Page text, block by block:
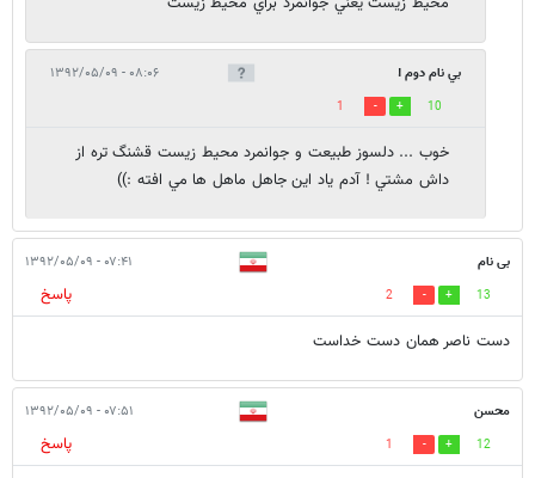
بي نام دوم ! ۰۸:۰۶ - ۱۳۹۲/۰۵/۰۹
10
1
خوب ... دلسوز طبيعت و جوانمرد محيط زيست قشنگ تره از
داش مشتي ! آدم ياد اين جاهل ماهل ها مي افته :))
بی نام ۰۷:۴۱ - ۱۳۹۲/۰۵/۰۹
13
2
پاسخ
دست ناصر همان دست خداست
محسن ۰۷:۵۱ - ۱۳۹۲/۰۵/۰۹
12
1
پاسخ